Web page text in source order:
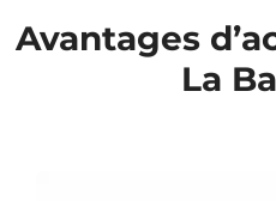
Avantages
La